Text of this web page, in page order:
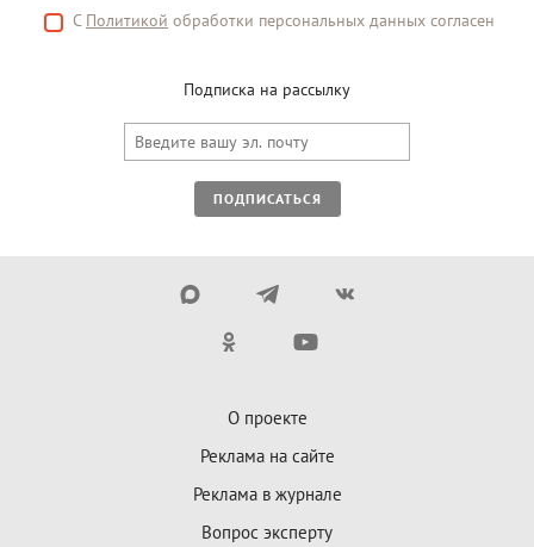
С Политикой обработки персональных данных согласен
Подписка на рассылку
ПОДПИСАТЬСЯ
О проекте
Реклама на сайте
Реклама в журнале
Вопрос эксперту